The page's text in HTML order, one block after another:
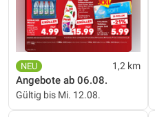
1,2 km
Angebote ab 06.08.
Gültig bis Mi. 12.08.